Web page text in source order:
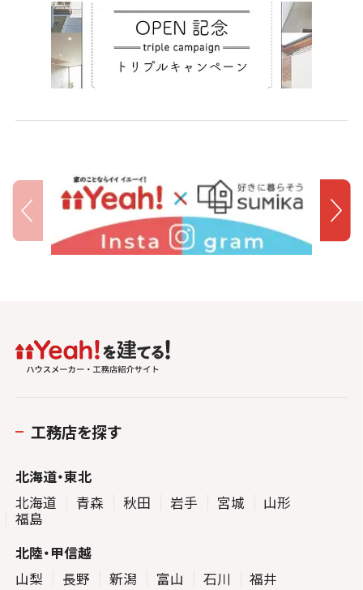
工務店を探す
北海道・東北
北海道
青森 秋田 岩手 宮城
山形
福島
北陸・甲信越
山梨
長野 新潟 富山 石川
福井